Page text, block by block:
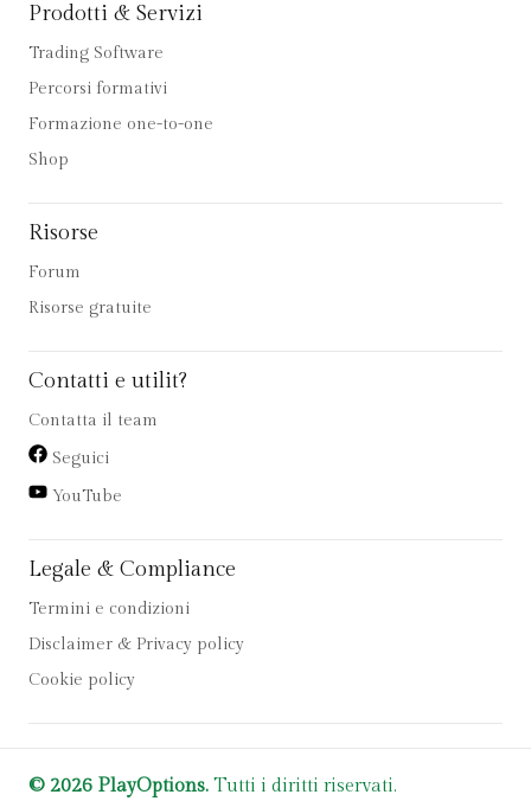
Prodotti & Servizi
Trading Software
Percorsi formativi
Formazione one-to-one
Shop
Risorse
Forum
Risorse gratuite
Contatti e utilit?
Contatta il team
Seguici
YouTube
Legale & Compliance
Termini e condizioni
Disclaimer & Privacy policy
Cookie policy
© 2026 PlayOptions. Tutti i diritti riservati.